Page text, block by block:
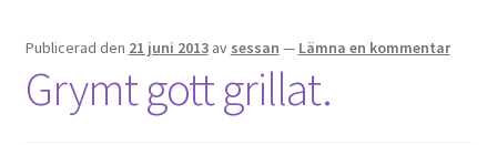
Publicerad den 21 juni 2013 av sessan — Lämna en kommentar
Grymt gott grillat.